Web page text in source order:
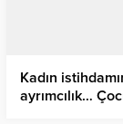
Kadın
ayrımcılık…